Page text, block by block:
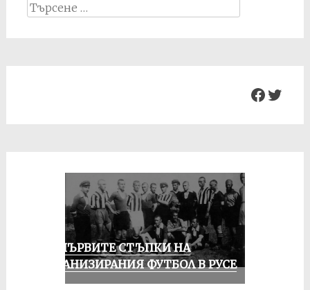
Search
for:
ЗА ПЪРВИТЕ СТЪПКИ НА
ОРГАНИЗИРАНИЯ ФУТБОЛ В РУСЕ